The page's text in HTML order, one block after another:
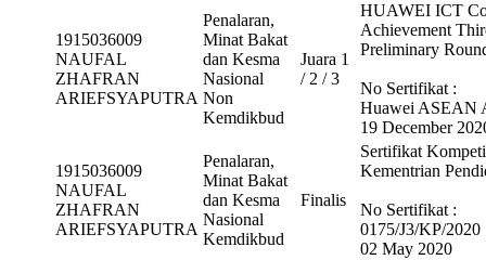
1915036009
NAUFAL
ZHAFRAN
ARIEFSYAPUTRA
Penalaran,
Minat Bakat
dan Kesma
Nasional
Non
Kemdikbud
Juara 1
/ 2 / 3
HUAWEI ICT
Achievement
Preliminary
No Sertifikat :
Huawei ASEAN
19 December
1915036009
NAUFAL
ZHAFRAN
ARIEFSYAPUTRA
Penalaran,
Minat Bakat
dan Kesma
Nasional
Kemdikbud
Finalis
Sertifikat
Kementrian
No Sertifikat :
0175/J3/KP/2020
02 May 2020